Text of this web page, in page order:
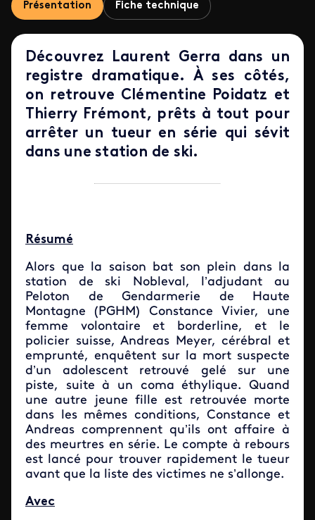
Présentation Fiche technique
Découvrez Laurent Gerra dans un
registre dramatique. À ses côtés,
on retrouve Clémentine Poidatz et
Thierry Frémont, prêts à tout pour
arrêter un tueur en série qui sévit
dans une station de ski.
Résumé
Alors que la saison bat son plein dans la
station de ski Nobleval, l’adjudant au
Peloton de Gendarmerie de Haute
Montagne (PGHM) Constance Vivier, une
femme volontaire et borderline, et le
policier suisse, Andreas Meyer, cérébral et
emprunté, enquêtent sur la mort suspecte
d’un adolescent retrouvé gelé sur une
piste, suite à un coma éthylique. Quand
une autre jeune fille est retrouvée morte
dans les mêmes conditions, Constance et
Andreas comprennent qu’ils ont affaire à
des meurtres en série. Le compte à rebours
est lancé pour trouver rapidement le tueur
avant que la liste des victimes ne s’allonge.
Avec